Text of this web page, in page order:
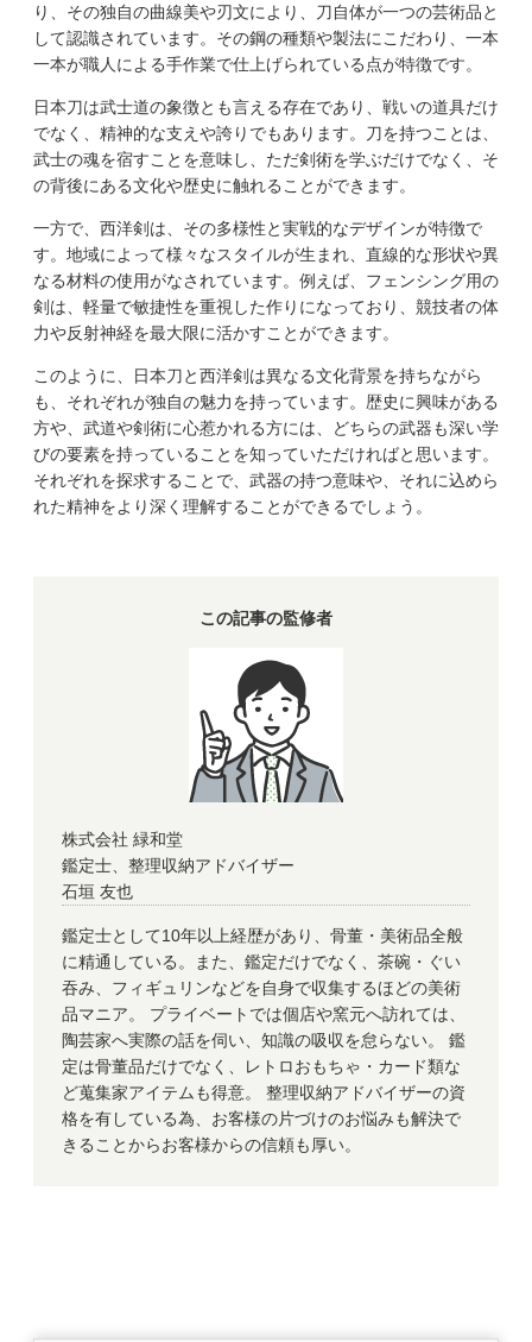
り、その独自の曲線美や刃文により、刀自体が一つの芸術品と
して認識されています。その鋼の種類や製法にこだわり、一本
一本が職人による手作業で仕上げられている点が特徴です。
日本刀は武士道の象徴とも言える存在であり、戦いの道具だけ
でなく、精神的な支えや誇りでもあります。刀を持つことは、
武士の魂を宿すことを意味し、ただ剣術を学ぶだけでなく、そ
の背後にある文化や歴史に触れることができます。
一方で、西洋剣は、その多様性と実戦的なデザインが特徴で
す。地域によって様々なスタイルが生まれ、直線的な形状や異
なる材料の使用がなされています。例えば、フェンシング用の
剣は、軽量で敏捷性を重視した作りになっており、競技者の体
力や反射神経を最大限に活かすことができます。
このように、日本刀と西洋剣は異なる文化背景を持ちながら
も、それぞれが独自の魅力を持っています。歴史に興味がある
方や、武道や剣術に心惹かれる方には、どちらの武器も深い学
びの要素を持っていることを知っていただければと思います。
それぞれを探求することで、武器の持つ意味や、それに込めら
れた精神をより深く理解することができるでしょう。
この記事の監修者
株式会社 緑和堂
鑑定士、整理収納アドバイザー
石垣 友也
鑑定士として10年以上経歴があり、骨董・美術品全般
に精通している。また、鑑定だけでなく、茶碗・ぐい
吞み、フィギュリンなどを自身で収集するほどの美術
品マニア。 プライベートでは個店や窯元へ訪れては、
陶芸家へ実際の話を伺い、知識の吸収を怠らない。 鑑
定は骨董品だけでなく、レトロおもちゃ・カード類な
ど蒐集家アイテムも得意。 整理収納アドバイザーの資
格を有している為、お客様の片づけのお悩みも解決で
きることからお客様からの信頼も厚い。